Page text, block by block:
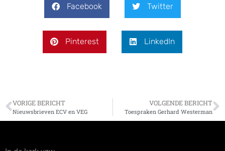
Facebook Twitter
Pinterest LinkedIn
VORIGE BERICHT
Nieuwsbrieven ECV en VEG
VOLGENDE BERICHT
Toespraken Gerhard Westerman